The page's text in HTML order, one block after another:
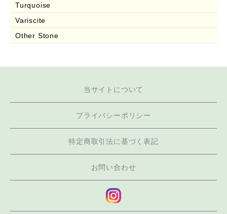
Turquoise
Variscite
Other Stone
当サイトについて
プライバシーポリシー
特定商取引法に基づく表記
お問い合わせ